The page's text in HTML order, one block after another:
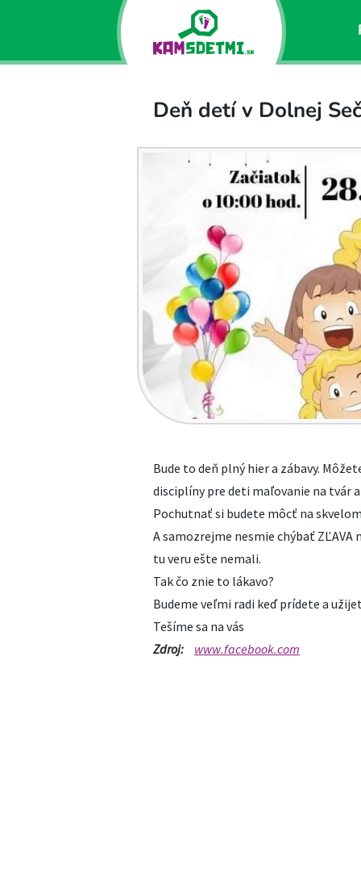
Deň detí v Dolnej
Bude to deň plný hier a zábavy.
disciplíny pre deti maľovanie na tvár
Pochutnať si budete môcť na
A samozrejme nesmie chýbať ZĽAVA
tu veru ešte nemali.
Tak čo znie to lákavo?
Budeme veľmi radi keď prídete a
Tešíme sa na vás
Zdroj:
www.facebook.com